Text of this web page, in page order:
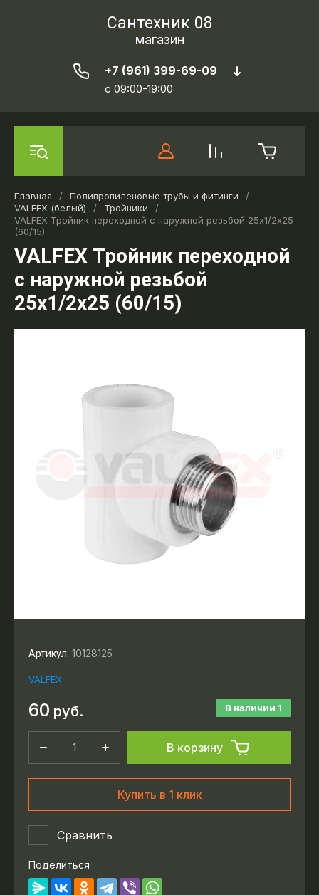
Сантехник 08
магазин
+7 (961) 399-69-09
c 09:00-19:00
Главная / Полипропиленовые трубы и фитинги
/
VALFEX (белый)
/ Тройники
/
VALFEX Тройник переходной с наружной резьбой 25х1/2х25
(60/15)
VALFEX Тройник переходной
с наружной резьбой
25х1/2х25 (60/15)
Артикул: 10128125
VALFEX
В наличии 1
60 руб.
В корзину
Купить в 1 клик
Сравнить
Поделиться